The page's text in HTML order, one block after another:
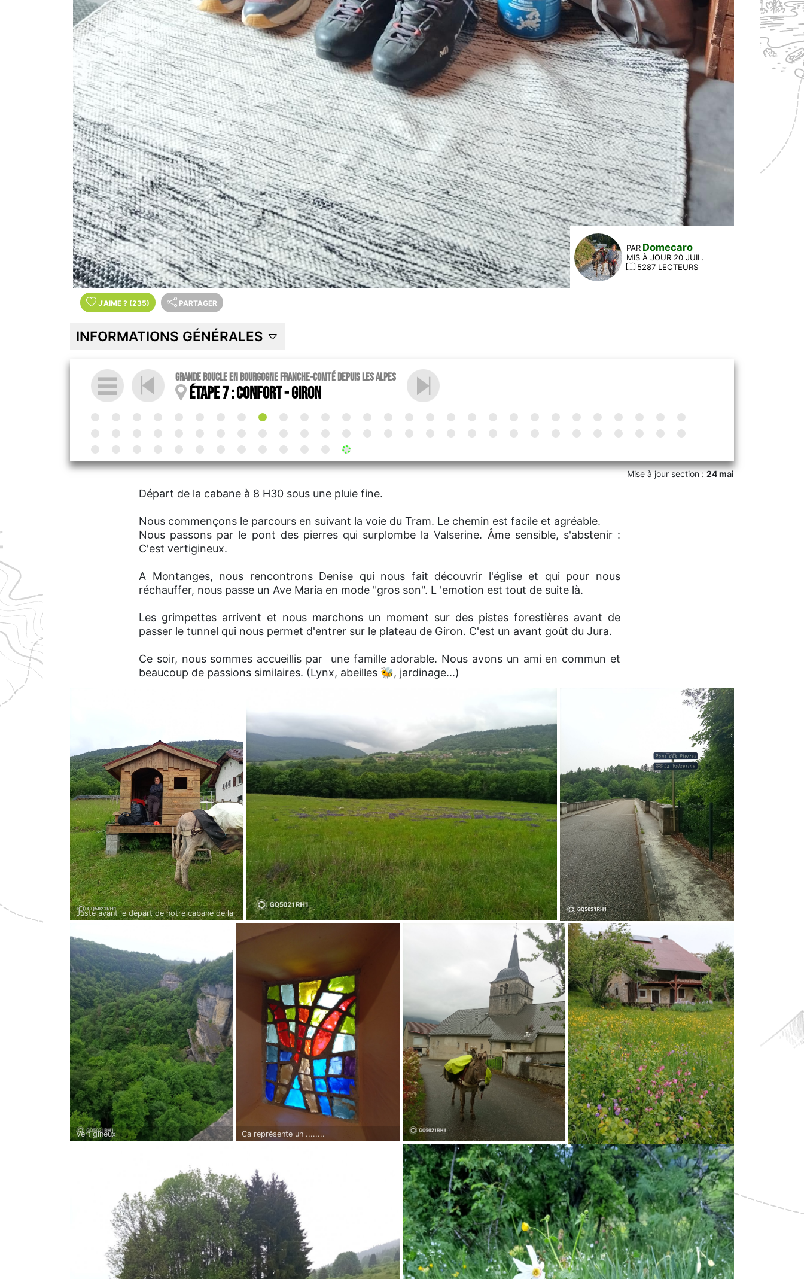
PAR Domecaro
MIS À JOUR 20 JUIL.
5287 LECTEURS
J'AIME ? (235) PARTAGER
INFORMATIONS GÉNÉRALES
Grande boucle en Bourgogne Franche-Comté depuis les Alpes
Étape 7 : Confort - Giron
Mise à jour section :24 mai
Départ de la cabane à 8 H30 sous une pluie fine.
Nous commençons le parcours en suivant la voie du Tram. Le chemin est facile et agréable.
Nous passons par le pont des pierres qui surplombe la Valserine. Âme sensible, s'abstenir :
C'est vertigineux.
A Montanges, nous rencontrons Denise qui nous fait découvrir l'église et qui pour nous
réchauffer, nous passe un Ave Maria en mode "gros son". L 'emotion est tout de suite là.
Les grimpettes arrivent et nous marchons un moment sur des pistes forestières avant de
passer le tunnel qui nous permet d'entrer sur le plateau de Giron. C'est un avant goût du Jura.
Ce soir, nous sommes accueillis par une famille adorable. Nous avons un ami en commun et
beaucoup de passions similaires. (Lynx, abeilles 🐝, jardinage...)
Juste avant le départ de notre cabane de la
Vertigineux Ça représente un ........